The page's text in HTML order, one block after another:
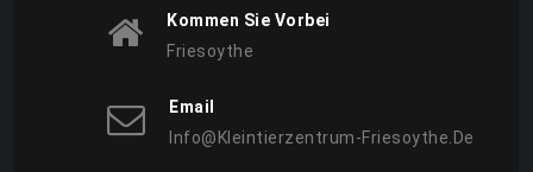
Kommen Sie Vorbei
Friesoythe
Email
Info@kleintierzentrum-Friesoythe.de